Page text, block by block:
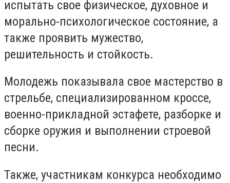
испытать свое физическое, духовное и
морально-психологическое состояние, а
также проявить мужество,
решительность и стойкость.
Молодежь показывала свое мастерство в
стрельбе, специализированном кроссе,
военно-прикладной эстафете, разборке и
сборке оружия и выполнении строевой
песни.
Также, участникам конкурса необходимо